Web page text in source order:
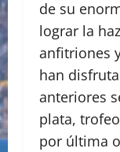
de su
lograr la
anfitriones
han
anteriores
plata,
por última